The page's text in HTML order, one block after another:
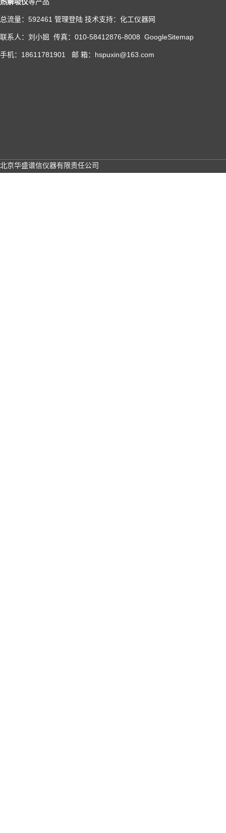
总流量：592461 管理登陆 技术支持： 化工仪器网
联系人：刘小姐 传真：010-58412876-8008 GoogleSitemap
手机：18611781901 邮 箱：hspuxin@163.com
北京华盛谱信仪器有限责任公司